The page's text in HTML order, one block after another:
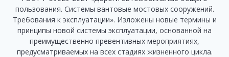
пользования. Системы вантовые мостовых сооружений.
Требования к эксплуатации». Изложены новые термины и
принципы новой системы эксплуатации, основанной на
преимущественно превентивных мероприятиях,
предусматриваемых на всех стадиях жизненного цикла.